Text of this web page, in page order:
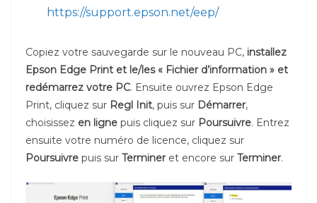
https://support.epson.net/eep/
Copiez votre sauvegarde sur le nouveau PC, installez
Epson Edge Print et le/les « Fichier d’information » et
redémarrez votre PC. Ensuite ouvrez Epson Edge
Print, cliquez sur Regl Init, puis sur Démarrer,
choisissez en ligne puis cliquez sur Poursuivre. Entrez
ensuite votre numéro de licence, cliquez sur
Poursuivre puis sur Termineret encore sur Terminer.